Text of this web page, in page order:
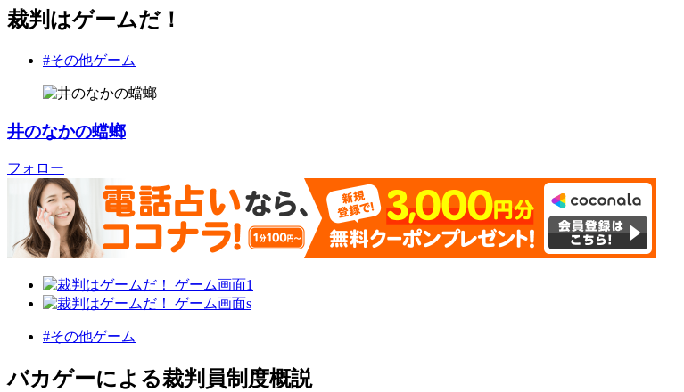
裁判はゲームだ！
#その他ゲーム
井のなかの蟷螂
フォロー
#その他ゲーム
バカゲーによる裁判員制度概説